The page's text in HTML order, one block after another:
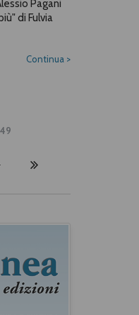
Pagani
di Fulvia
Continua >
49